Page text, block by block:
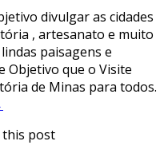
divulgar as cidades
, artesanato e muito
paisagens e
Objetivo que o Visite
de Minas para todos.
this post